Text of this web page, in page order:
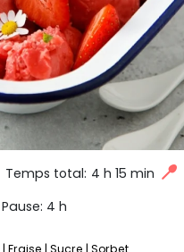
Temps total: 4 h 15 min
Pause: 4 h
| Fraise | Sucre | Sorbet